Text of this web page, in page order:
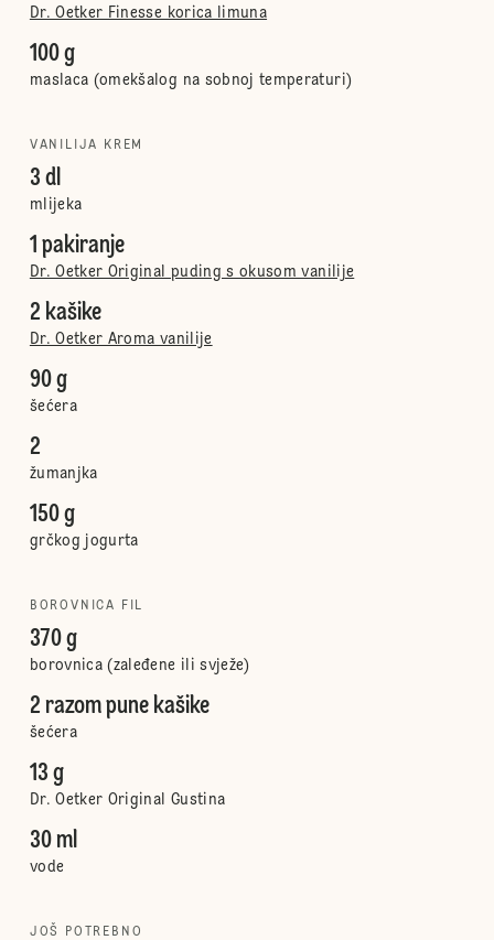
Dr. Oetker Finesse korica limuna
100 g
maslaca (omekšalog na sobnoj temperaturi)
VANILIJA KREM
3 dl
mlijeka
1 pakiranje
Dr. Oetker Original puding s okusom vanilije
2 kašike
Dr. Oetker Aroma vanilije
90 g
šećera
2
žumanjka
150 g
grčkog jogurta
BOROVNICA FIL
370 g
borovnica (zaleđene ili svježe)
2 razom pune kašike
šećera
13 g
Dr. Oetker Original Gustina
30 ml
vode
JOŠ POTREBNO